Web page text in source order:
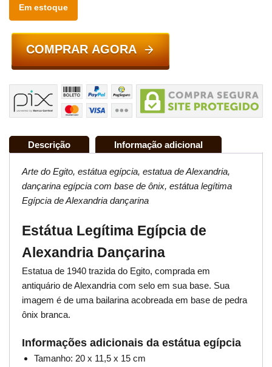
Em estoque
COMPRAR AGORA
Descrição Informação adicional
Arte do Egito, estátua egípcia, estatua de Alexandria,
dançarina egípcia com base de ônix, estátua legítima
Egípcia de Alexandria dançarina
Estátua Legítima Egípcia de
Alexandria Dançarina
Estatua de 1940 trazida do Egito, comprada em
antiquário de Alexandria com selo em sua base. Sua
imagem é de uma bailarina acobreada em base de pedra
ônix branca.
Informações adicionais da estátua egípcia
Tamanho: 20 x 11,5 x 15 cm